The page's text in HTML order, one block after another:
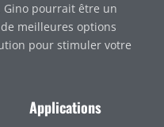
pourrait être un
meilleures options
pour stimuler votre
Applications